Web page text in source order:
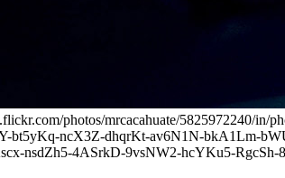
photos/mrcacahuate/5825972240/
bt5yKq-ncX3Z-dhqrKt-av6N1N-bkA1Lm-
nsdZh5-4ASrkD-9vsNW2-hcYKu5-